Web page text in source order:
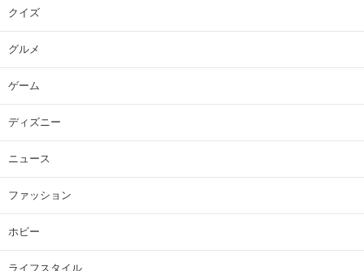
クイズ
グルメ
ゲーム
ディズニー
ニュース
ファッション
ホビー
ライフスタイル